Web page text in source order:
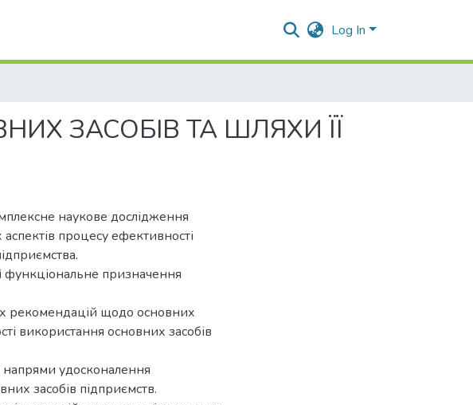
Log In
ЗАСОБІВ ТА ШЛЯХИ ЇЇ
наукове дослідження
процесу ефективності
функціональне призначення
рекомендацій щодо основних
використання основних засобів
напрями удосконалення
засобів підприємств.